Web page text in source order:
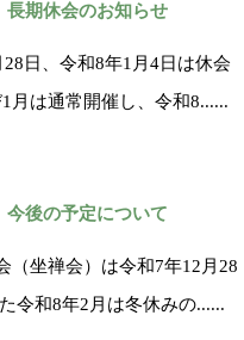
長期休会のお知らせ
日、令和8年1月4日は休会
月は通常開催し、令和8......
今後の予定について
（坐禅会）は令和7年12月28
令和8年2月は冬休みの......